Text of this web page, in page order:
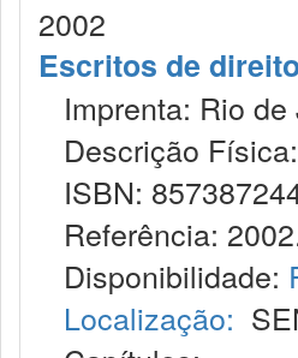
2002
Escritos de
Imprenta: Rio
Descrição
ISBN:
Referência:
Disponibilidade:
Localização: